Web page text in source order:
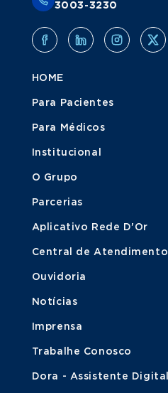
3003-3230
HOME
Para Pacientes
Para Médicos
Institucional
O Grupo
Parcerias
Aplicativo Rede D'Or
Central de Atendimento
Ouvidoria
Notícias
Imprensa
Trabalhe Conosco
Dora - Assistente Digital